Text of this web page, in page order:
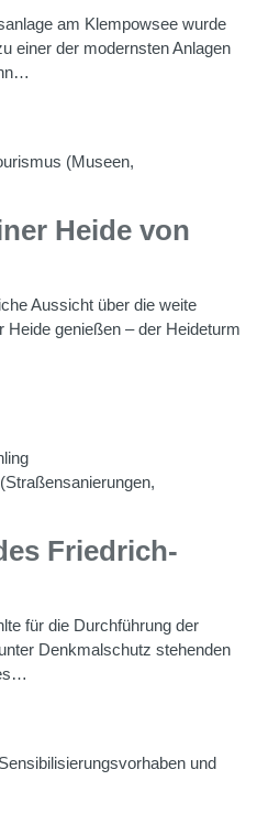
am Klempowsee wurde
einer der modernsten Anlagen
(Museen,
Heide von
Aussicht über die weite
Heide genießen – der Heideturm
Friedrich-
für die Durchführung der
Denkmalschutz stehenden
und